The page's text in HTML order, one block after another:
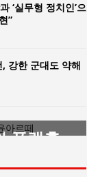
‘실무형 정치인’으
”
강한 군대도 약해
플랫홈